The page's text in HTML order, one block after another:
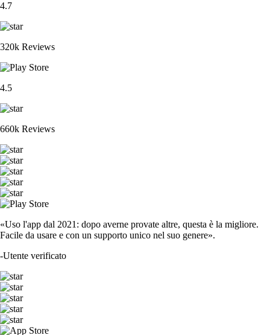
4.7
320k Reviews
4.5
660k Reviews
«Uso l'app dal 2021: dopo averne provate altre, questa è la migliore.
Facile da usare e con un supporto unico nel suo genere».
-Utente verificato